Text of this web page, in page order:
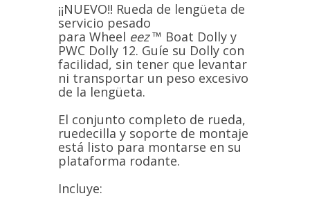
¡¡NUEVO!! Rueda de lengüeta de
servicio pesado
para Wheel eez™ Boat Dolly y
PWC Dolly 12. Guíe su Dolly con
facilidad, sin tener que levantar
ni transportar un peso excesivo
de la lengüeta.
El conjunto completo de rueda,
ruedecilla y soporte de montaje
está listo para montarse en su
plataforma rodante.
Incluye: